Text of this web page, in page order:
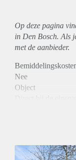
Op deze pagina
in Den Bosch. Als
met de aanbieder.
Nee
Object
Huurtoeslag